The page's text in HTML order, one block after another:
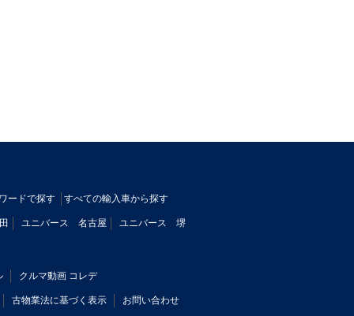
ードで探す すべての輸入車から探す
ユニバース 名古屋 ユニバース 堺
クルマ動画 コレデ
古物業法に基づく表示 お問い合わせ